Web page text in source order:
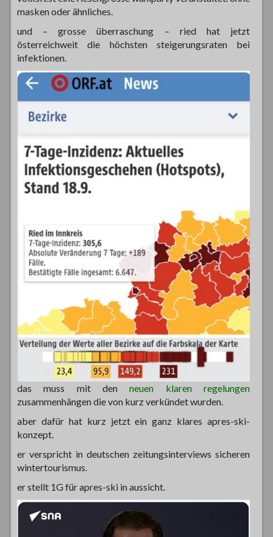
masken oder ähnliches.
und – grosse überraschung – ried hat jetzt
österreichweit die höchsten steigerungsraten bei
infektionen.
das muss mit denneuen klaren regelungen
zusammenhängen die von kurz verkündet wurden.
aber dafür hat kurz jetzt ein ganz klares apres-ski-
konzept.
er verspricht in deutschen zeitungsinterviews sicheren
wintertourismus.
er stellt 1G für apres-ski in aussicht.